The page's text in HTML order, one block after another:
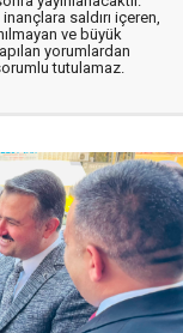
saldırı içeren,
ve büyük
yorumlardan
tutulamaz.